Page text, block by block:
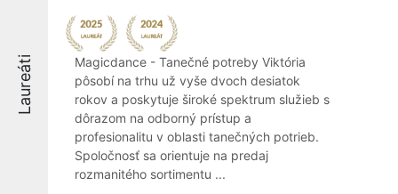
Laureáti
Magicdance - Tanečné potreby Viktória
pôsobí na trhu už vyše dvoch desiatok
rokov a poskytuje široké spektrum služieb s
dôrazom na odborný prístup a
profesionalitu v oblasti tanečných potrieb.
Spoločnosť sa orientuje na predaj
rozmanitého sortimentu ...